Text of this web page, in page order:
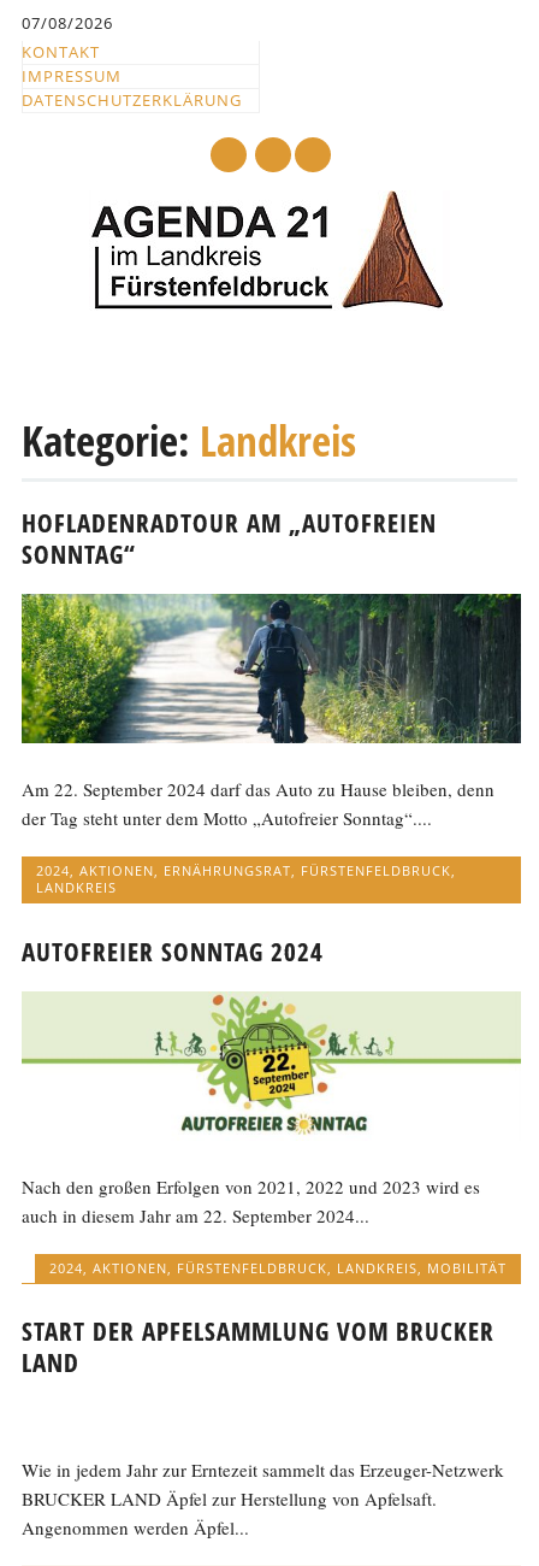
springen
07/08/2026
KONTAKT
IMPRESSUM
DATENSCHUTZERKLÄRUNG
zum
Kategorie: Landkreis
HOFLADENRADTOUR AM „AUTOFREIEN
SONNTAG“
Am 22. September 2024 darf das Auto zu Hause bleiben, denn
der Tag steht unter dem Motto „Autofreier Sonntag“....
2024,AKTIONEN, ERNÄHRUNGSRAT, FÜRSTENFELDBRUCK,
LANDKREIS
AUTOFREIER SONNTAG 2024
Nach den großen Erfolgen von 2021, 2022 und 2023 wird es
auch in diesem Jahr am 22. September 2024...
2024, AKTIONEN, FÜRSTENFELDBRUCK, LANDKREIS, MOBILITÄT
START DER APFELSAMMLUNG VOM BRUCKER
LAND
Wie in jedem Jahr zur Erntezeit sammelt das Erzeuger-Netzwerk
BRUCKER LAND Äpfel zur Herstellung von Apfelsaft.
Angenommen werden Äpfel...